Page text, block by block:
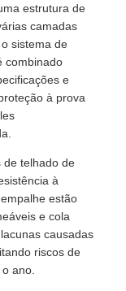
estrutura de
camadas
sistema de
combinado
e
à prova
de telhado de
à
estão
e cola
causadas
riscos de
ano.